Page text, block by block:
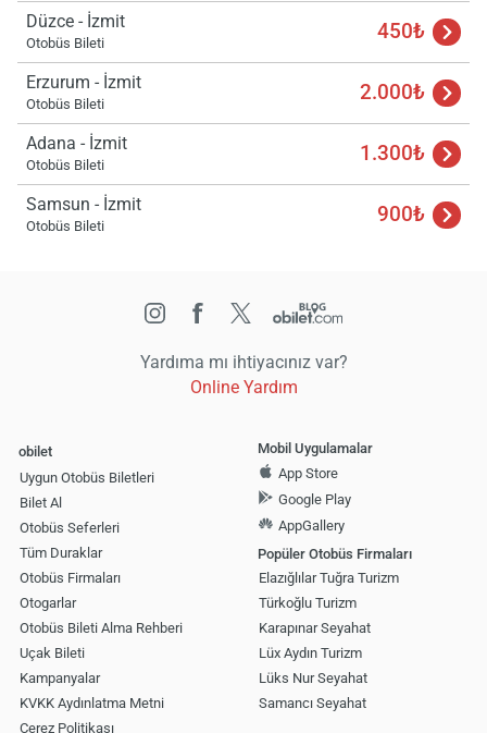
Düzce - İzmit
Otobüs Bileti 450₺
Erzurum - İzmit
Otobüs Bileti 2.000₺
Adana - İzmit
Otobüs Bileti 1.300₺
Samsun - İzmit
Otobüs Bileti 900₺
Yardıma mı ihtiyacınız var?
Online Yardım
obilet
Uygun Otobüs Biletleri
Bilet Al
Otobüs Seferleri
Tüm Duraklar
Otobüs Firmaları
Otogarlar
Otobüs Bileti Alma Rehberi
Uçak Bileti
Kampanyalar
KVKK Aydınlatma Metni
Çerez Politikası
Mobil Uygulamalar
App Store
Google Play
AppGallery
Popüler Otobüs Firmaları
Elazığlılar Tuğra Turizm
Türkoğlu Turizm
Karapınar Seyahat
Lüx Aydın Turizm
Lüks Nur Seyahat
Samancı Seyahat